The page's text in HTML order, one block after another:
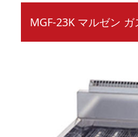
MGF-23K マルゼン